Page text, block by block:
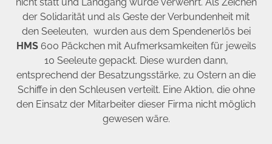
nicht statt und Landgang wurde verwehrt. Als Zeichen
der Solidarität und als Geste der Verbundenheit mit
den Seeleuten, wurden aus dem Spendenerlös bei
HMS600 Päckchen mit Aufmerksamkeiten für jeweils
10 Seeleute gepackt. Diese wurden dann,
entsprechend der Besatzungsstärke, zu Ostern an die
Schiffe in den Schleusen verteilt. Eine Aktion, die ohne
den Einsatz der Mitarbeiter dieser Firma nicht möglich
gewesen wäre.